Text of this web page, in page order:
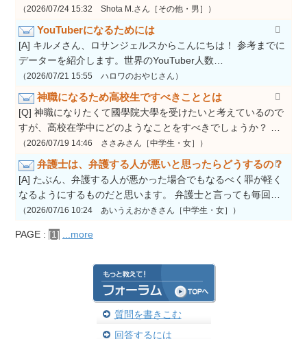
（2026/07/24 15:32 Shota M.さん［その他・男］）
YouTuberになるためには
[A] キルメさん、ロサンジェルスからこんにちは！ 参考までに
データーを紹介します。世界のYouTuber人数…
（2026/07/21 15:55 ハロワのおやじさん）
神職になるため高校生ですべきこととは
[Q] 神職になりたくて國學院大學を受けたいと考えているので
すが、高校在学中にどのようなことをすべきでしょうか？ …
（2026/07/19 14:46 ささみさん［中学生・女］）
弁護士は、弁護する人が悪いと思ったらどうするの？
[A] たぶん、弁護する人が悪かった場合でもなるべく罪が軽く
なるようにするものだと思います。 弁護士と言っても毎回…
（2026/07/16 10:24 あいうえおかきさん［中学生・女］）
PAGE : [1] ...more
質問を書きこむ
回答するには